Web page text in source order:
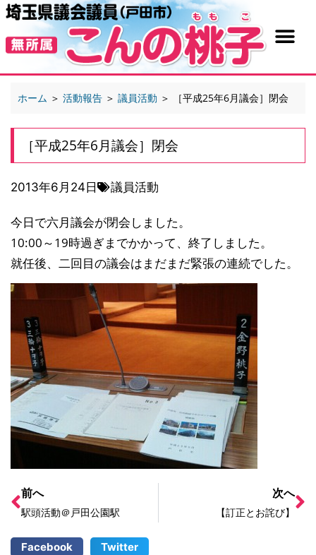
ホーム ＞ 活動報告 ＞ 議員活動 ＞ ［平成25年6月議会］閉会
［平成25年6月議会］閉会
2013年6月24日 議員活動
今日で六月議会が閉会しました。
10:00～19時過ぎまでかかって、終了しました。
就任後、二回目の議会はまだまだ緊張の連続でした。
前へ
駅頭活動＠戸田公園駅
次へ
【訂正とお詫び】
Facebook Twitter